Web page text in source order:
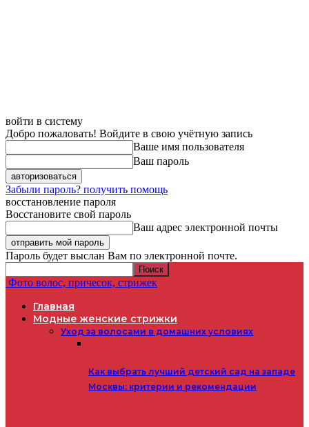
войти в систему
Добро пожаловать! Войдите в свою учётную запись
Ваше имя пользователя
Ваш пароль
Забыли пароль? получить помощь
восстановление пароля
Восстановите свой пароль
Ваш адрес электронной почты
Пароль будет выслан Вам по электронной почте.
Фото волос, причесок, стрижек
Главная
Модные женские стрижки
Уход за волосами в домашних условиях
Как выбрать лучший детский сад на западе
Москвы: критерии и рекомендации